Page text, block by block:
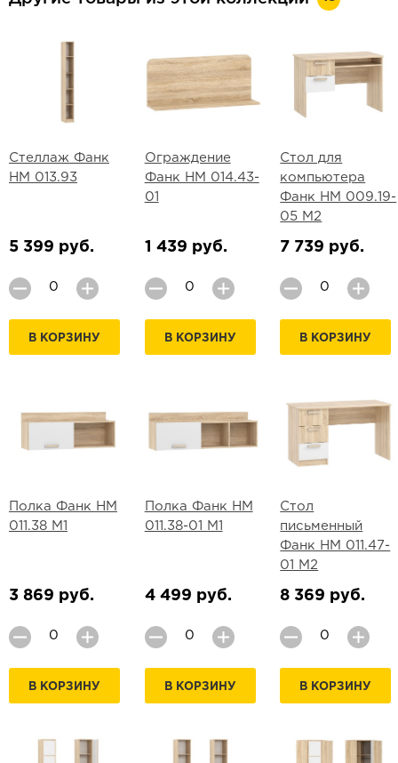
Стеллаж Фанк
НМ 013.93
5 399 руб.
В КОРЗИНУ
Ограждение
Фанк НМ 014.43-
01
1 439 руб.
В КОРЗИНУ
Стол для
компьютера
Фанк НМ 009.19-
05 М2
7 739 руб.
В КОРЗИНУ
Полка Фанк НМ
011.38 М1
3 869 руб.
В КОРЗИНУ
Полка Фанк НМ
011.38-01 М1
4 499 руб.
В КОРЗИНУ
Стол
письменный
Фанк НМ 011.47-
01 М2
8 369 руб.
В КОРЗИНУ